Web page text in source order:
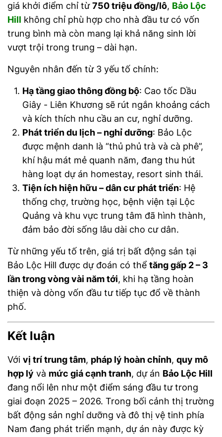
giá khởi điểm chỉ từ750 triệu đồng/lô, Bảo Lộc
Hill không chỉ phù hợp cho nhà đầu tư có vốn
trung bình mà còn mang lại khả năng sinh lời
vượt trội trong trung – dài hạn.
Nguyên nhân đến từ 3 yếu tố chính:
Hạ tầng giao thông đồng bộ: Cao tốc Dầu
Giây - Liên Khương sẽ rút ngắn khoảng cách
và kích thích nhu cầu an cư, nghỉ dưỡng.
Phát triển du lịch – nghỉ dưỡng: Bảo Lộc
được mệnh danh là “thủ phủ trà và cà phê”,
khí hậu mát mẻ quanh năm, đang thu hút
hàng loạt dự án homestay, resort sinh thái.
Tiện ích hiện hữu – dân cư phát triển: Hệ
thống chợ, trường học, bệnh viện tại Lộc
Quảng và khu vực trung tâm đã hình thành,
đảm bảo đời sống lâu dài cho cư dân.
Từ những yếu tố trên, giá trị bất động sản tại
Bảo Lộc Hill được dự đoán có thể tăng gấp 2 – 3
lần trong vòng vài năm tới, khi hạ tầng hoàn
thiện và dòng vốn đầu tư tiếp tục đổ về thành
phố.
Kết luận
Với vị trí trung tâm, pháp lý hoàn chỉnh, quy mô
hợp lý và mức giá cạnh tranh, dự án Bảo Lộc Hill
đang nổi lên như một điểm sáng đầu tư trong
giai đoạn 2025 – 2026. Trong bối cảnh thị trường
bất động sản nghỉ dưỡng và đô thị vệ tinh phía
Nam đang phát triển mạnh, dự án này được kỳ